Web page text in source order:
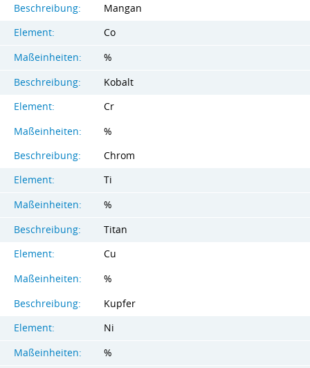
Beschreibung:
Mangan
Element:
Co
Maßeinheiten:
%
Beschreibung:
Kobalt
Element:
Cr
Maßeinheiten:
%
Beschreibung:
Chrom
Element:
Ti
Maßeinheiten:
%
Beschreibung:
Titan
Element:
Cu
Maßeinheiten:
%
Beschreibung:
Kupfer
Element:
Ni
Maßeinheiten:
%